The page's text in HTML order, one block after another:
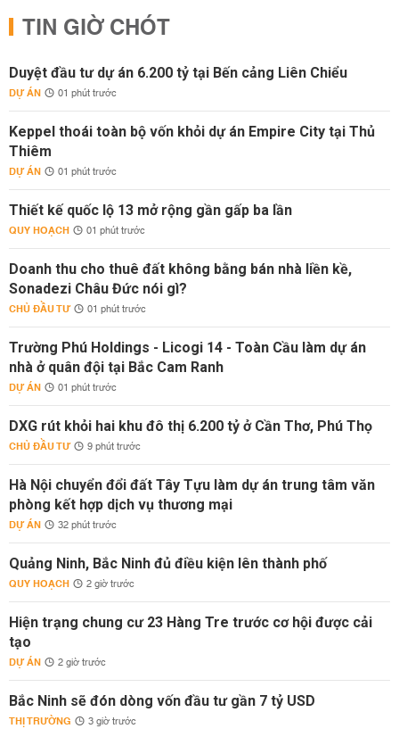
TIN GIỜ CHÓT
Duyệt đầu tư dự án 6.200 tỷ tại Bến cảng Liên Chiểu
DỰ ÁN 01 phút trước
Keppel thoái toàn bộ vốn khỏi dự án Empire City tại Thủ
Thiêm
DỰ ÁN 01 phút trước
Thiết kế quốc lộ 13 mở rộng gần gấp ba lần
QUY HOẠCH 01 phút trước
Doanh thu cho thuê đất không bằng bán nhà liền kề,
Sonadezi Châu Đức nói gì?
CHỦ ĐẦU TƯ 01 phút trước
Trường Phú Holdings - Licogi 14 - Toàn Cầu làm dự án
nhà ở quân đội tại Bắc Cam Ranh
DỰ ÁN 01 phút trước
DXG rút khỏi hai khu đô thị 6.200 tỷ ở Cần Thơ, Phú Thọ
CHỦ ĐẦU TƯ 9 phút trước
Hà Nội chuyển đổi đất Tây Tựu làm dự án trung tâm văn
phòng kết hợp dịch vụ thương mại
DỰ ÁN 32 phút trước
Quảng Ninh, Bắc Ninh đủ điều kiện lên thành phố
QUY HOẠCH 2 giờ trước
Hiện trạng chung cư 23 Hàng Tre trước cơ hội được cải
tạo
DỰ ÁN 2 giờ trước
Bắc Ninh sẽ đón dòng vốn đầu tư gần 7 tỷ USD
THỊ TRƯỜNG 3 giờ trước